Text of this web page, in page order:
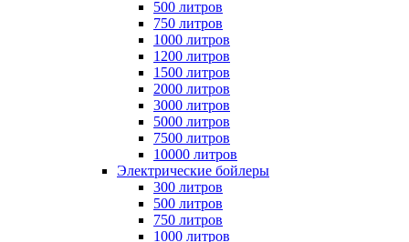
500 литров
750 литров
1000 литров
1200 литров
1500 литров
2000 литров
3000 литров
5000 литров
7500 литров
10000 литров
Электрические бойлеры
300 литров
500 литров
750 литров
1000 литров